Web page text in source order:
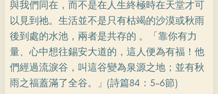
與我們同在，而不是在人生終極時在天堂才可
以見到祂。生活並不是只有枯竭的沙漠或秋雨
後到處的水池，兩者是共存的 。「靠你有力
量、心中想往錫安大道的，這人便為有福！他
們經過流淚谷，叫這谷變為泉源之地；並有秋
雨之福蓋滿了全谷。」(詩篇84：5-6節)